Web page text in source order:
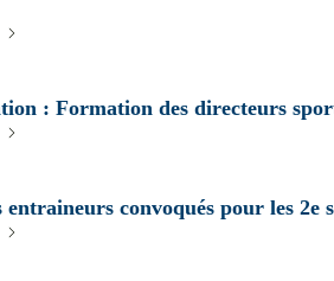
: Formation des directeurs
entraineurs convoqués pour les 2e